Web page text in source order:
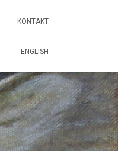
KONTAKT
ENGLISH